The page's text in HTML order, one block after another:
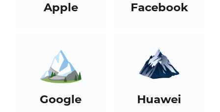
Apple Facebook
Google Huawei